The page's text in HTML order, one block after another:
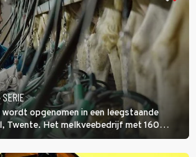
SERIE
opgenomen in een leegstaande
Twente. Het melkveebedrijf met 160
het dicht bij een Natura 2000-gebied
een gevaarlijke veeziekte.